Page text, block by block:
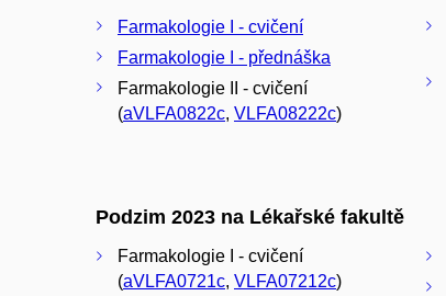
Farmakologie I - cvičení
Farmakologie I - přednáška
Farmakologie II - cvičení
(aVLFA0822c, VLFA08222c)
Podzim 2023 na Lékařské fakultě
Farmakologie I - cvičení
(aVLFA0721c, VLFA07212c)